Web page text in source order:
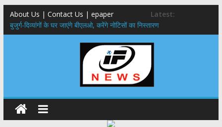
About Us | Contact Us | epaper
Latest:
बुजुर्ग-दिव्यांगों के घर जाएंगे बीएलओ, करेंगे नोटिसों का निस्तारण
24×7 अलर्ट मोड में रहें अधिकारी-मुख्य सचिव मानसून-एसईओसी से मुख्य सचिव ने
की विस्तृत समीक्षा कहा-बंद सड़कों को शीघ्र खोला जाए, लोगों को न हो दिक्कत
459 करोड़ से एचएनबी गढ़वाल विश्वविद्यालय में अनुसंधान संरचना होगी सुदृढ,उच्च
शिक्षा मंत्री धन सिंह रावत ने नवनियुक्त केन्द्रीय शिक्षा मंत्री से की मुलाकात
मुख्यमंत्री से महानिदेशक एनसीसी ने की शिष्टाचार भेंट,उत्तराखण्ड में एनसीसी के
विस्तार एवं आधुनिक आधारभूत संरचना के विकास पर हुई महत्वपूर्ण चर्चा
एमडीडीए बोर्ड बैठक, देहरादून और मसूरी के विकास के लिए 25 बड़े प्रस्तावों को मिली
हरी झंडी